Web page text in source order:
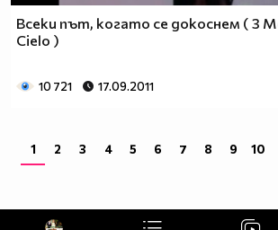
Всеки път, когато се докоснем ( 3
Cielo )
10 721 17.09.2011
1 2 3 4 5 6 7 8 9 10